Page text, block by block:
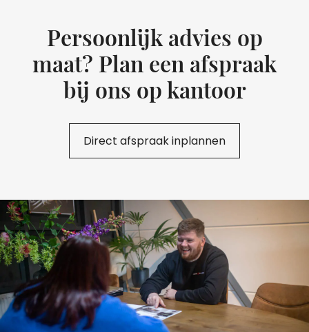
Persoonlijk advies op
maat? Plan een afspraak
bij ons op kantoor
Direct afspraak inplannen